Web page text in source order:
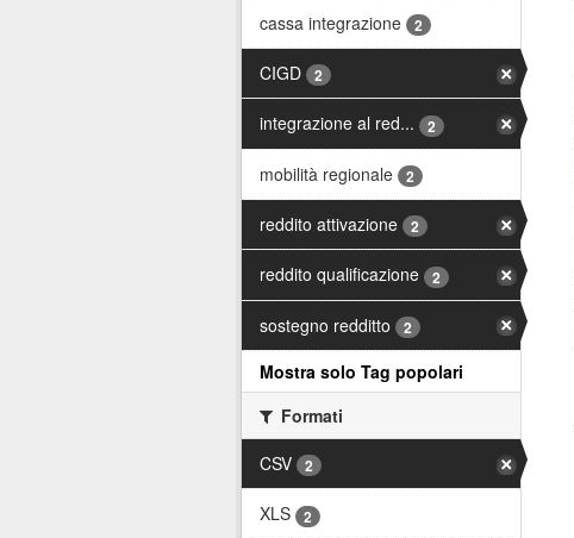
cassa integrazione 2
CIGD 2
integrazione al red... 2
mobilità regionale 2
reddito attivazione 2
reddito qualificazione 2
sostegno redditto 2
Mostra solo Tag popolari
Formati
CSV
2
XLS 2